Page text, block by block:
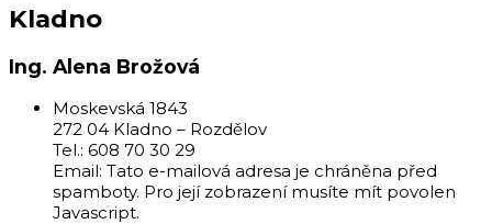
Kladno
Ing. Alena Brožová
Moskevská 1843
272 04 Kladno – Rozdělov
Tel.: 608 70 30 29
Email: Tato e-mailová adresa je chráněna před
spamboty. Pro její zobrazení musíte mít povolen
Javascript.